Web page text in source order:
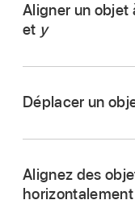
Aligner un objet
et y
Accédez à
Ouvrez le
lequel vous
Cliquez sur
Déplacer un
Accédez à
Alignez des
horizontalement